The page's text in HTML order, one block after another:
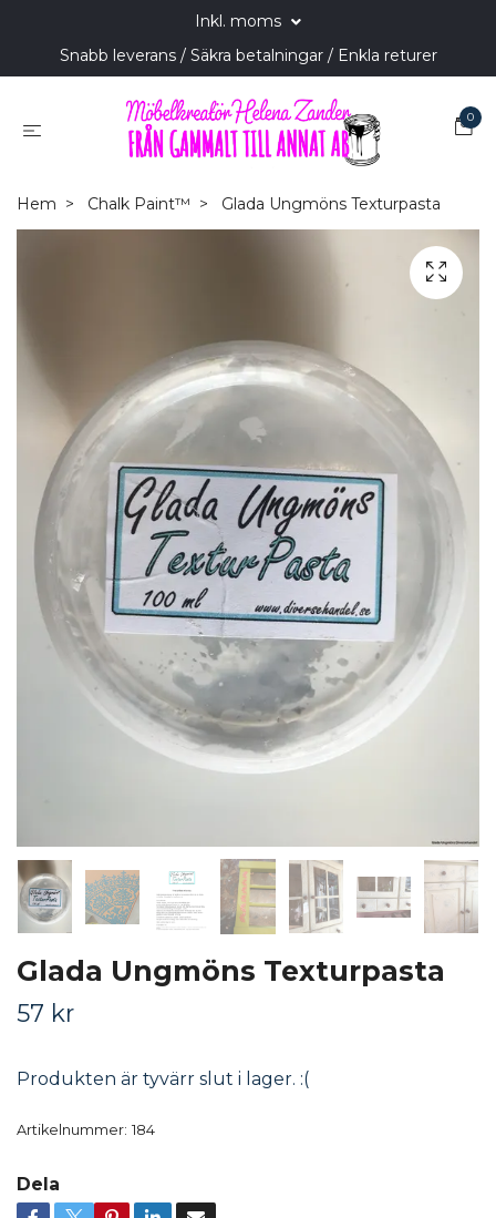
Inkl. moms
Snabb leverans / Säkra betalningar / Enkla returer
0
Hem Chalk Paint™ Glada Ungmöns Texturpasta
Glada Ungmöns Texturpasta
57 kr
Produkten är tyvärr slut i lager. :(
Artikelnummer: 184
Dela